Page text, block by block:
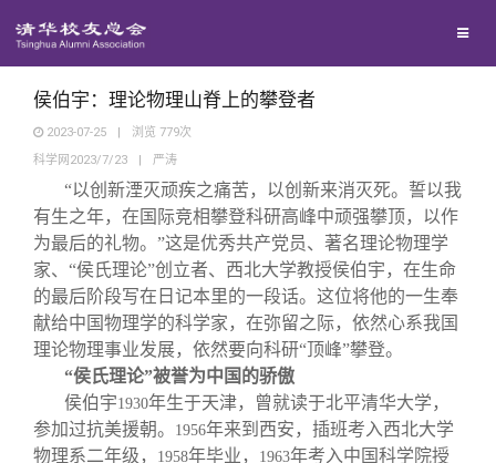
西南联大校友会
义工计划
新媒体平台
青春风采
校友讲坛
校友视界
校友服务
终身学习
校友总会
侯伯宇：理论物理山脊上的攀登者
2023-07-25 | 浏览 779次
科学网2023/7/23
| 严涛
“以创新湮灭顽疾之痛苦，以创新来消灭死。誓以我
有生之年，在国际竞相攀登科研高峰中顽强攀顶，以作
为最后的礼物。”这是优秀共产党员、著名理论物理学
家、“侯氏理论”创立者、西北大学教授侯伯宇，在生命
的最后阶段写在日记本里的一段话。这位将他的一生奉
献给中国物理学的科学家，在弥留之际，依然心系我国
理论物理事业发展，依然要向科研“顶峰”攀登。
“侯氏理论”被誉为中国的骄傲
侯伯宇1930年生于天津，曾就读于北平清华大学，
参加过抗美援朝。
1956年来到西安，插班考入西北大学
物理系二年级，
1958年毕业， 1963年考入中国科学院授